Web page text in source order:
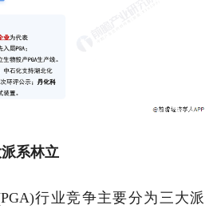
系林立
行业竞争主要分为三大派